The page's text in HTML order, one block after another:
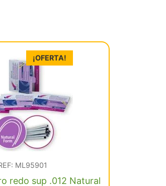
¡OFERTA!
ML95901
redo sup .012 Natural